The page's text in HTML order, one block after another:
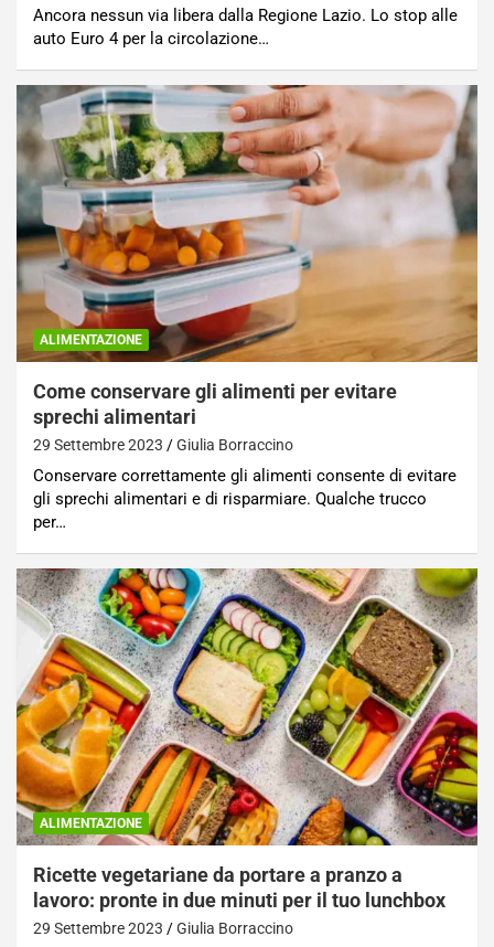
Ancora nessun via libera dalla Regione Lazio. Lo stop alle
auto Euro 4 per la circolazione…
ALIMENTAZIONE
Come conservare gli alimenti per evitare
sprechi alimentari
29 Settembre 2023 Giulia Borraccino
Conservare correttamente gli alimenti consente di evitare
gli sprechi alimentari e di risparmiare. Qualche trucco
per…
ALIMENTAZIONE
Ricette vegetariane da portare a pranzo a
lavoro: pronte in due minuti per il tuo lunchbox
29 Settembre 2023 Giulia Borraccino